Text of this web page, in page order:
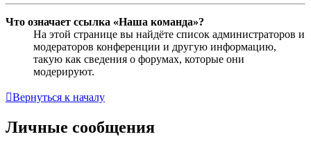
Что означает ссылка «Наша команда»?
На этой странице вы найдёте список администраторов и
модераторов конференции и другую информацию,
такую как сведения о форумах, которые они
модерируют.
Вернуться к началу
Личные сообщения